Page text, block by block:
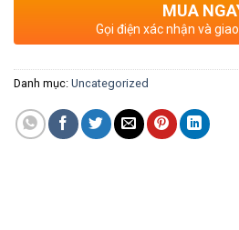
MUA
Gọi điện xác nhận và
Danh mục: Uncategorized